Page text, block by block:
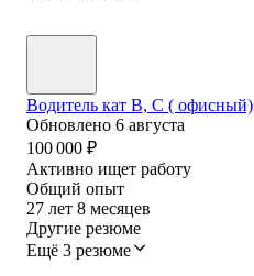
Водитель кат В, С ( офисный)
Обновлено 6 августа
100 000 ₽
Активно ищет работу
Общий опыт
27 лет 8 месяцев
Другие резюме
Ещё 3 резюме